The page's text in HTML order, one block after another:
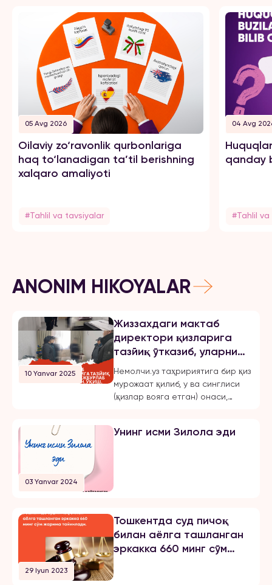
05 Avg 2026
Oilaviy zo‘ravonlik qurbonlariga
haq to‘lanadigan ta’til berishning
xalqaro amaliyoti
#Tahlil va tavsiyalar
04 Avg
qanday
#Tahlil
ANONIM HIKOYALAR
10 Yanvar 2025
Жиззахдаги мактаб
директори қизларига
тазйиқ ўтказиб, уларни
мажбурлаб турмушга
чиқарган, ўқиш,
ишлашдан маҳрум қилган
Немолчи.уз таҳририятига бир қиз
мурожаат қилиб, у ва синглиси
(қизлар вояга етган) онаси,
Хасанова томонидан бир неча
ишлайман. 2024 йил 31 октябрь
куни мени умуман норози бўлган
йигитга […]
03 Yanvar 2024
Унинг исми Зилола эди
29 Iyun 2023
Тошкентда суд пичоқ
билан аёлга ташланган
эркакка 660 минг сўм